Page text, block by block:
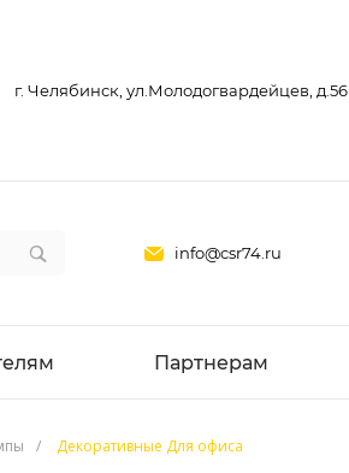
г. Челябинск, ул.Молодогвардейцев, д.56
info@csr74.ru
Партнерам
/ Декоративные Для офиса